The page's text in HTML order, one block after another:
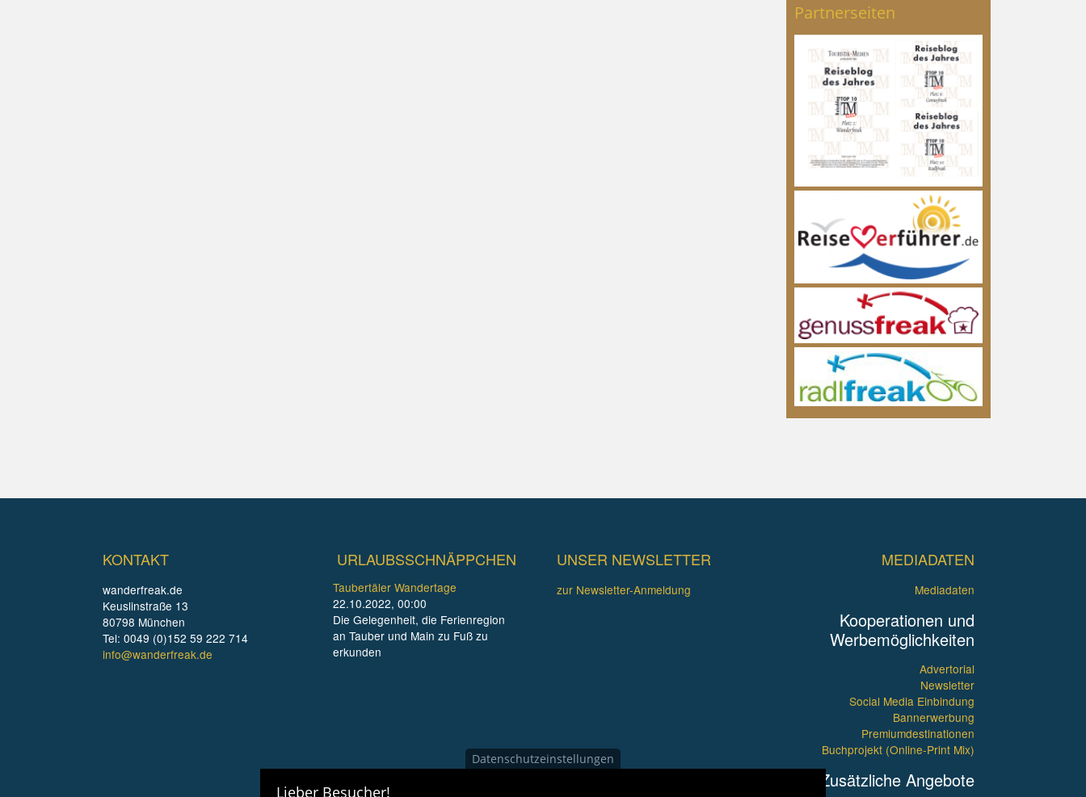
Partnerseiten
KONTAKT
wanderfreak.de
Keuslinstraße 13
80798 München
Tel: 0049 (0)152 59 222 714
info@wanderfreak.de
URLAUBSSCHNÄPPCHEN
Taubertäler Wandertage
22.10.2022, 00:00
Die Gelegenheit, die Ferienregion
an Tauber und Main zu Fuß zu
erkunden
UNSER NEWSLETTER
zur Newsletter-Anmeldung
MEDIADATEN
Mediadaten
Kooperationen und
Werbemöglichkeiten
Advertorial
Newsletter
Social Media Einbindung
Bannerwerbung
Premiumdestinationen
Buchprojekt (Online-Print Mix)
Zusätzliche Angebote
Datenschutzeinstellungen
Lieber Besucher!